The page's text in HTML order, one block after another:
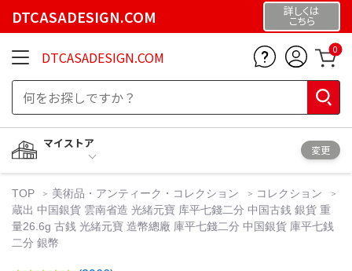
DTCASADESIGN.COM 詳しくは
こちら
DTCASADESIGN.COM 0
マイストア
変更
TOP 美術品・アンティーク・コレクション
コレクション
蔵出 中国銀貨 雲南省造 光緒元寶 库平七錢二分 中国古銭 銀貨 重
量26.6g 古銭 光緒元寶 造幣總廠 庫平七錢二分 中国銀貨 庫平七銭
二分 銀幣